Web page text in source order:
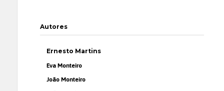
Autores
Ernesto Martins
Eva Monteiro
João Monteiro